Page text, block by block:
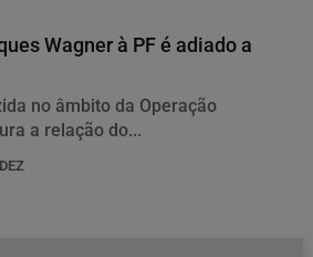
Wagner à PF é adiado a
no âmbito da Operação
a relação do...